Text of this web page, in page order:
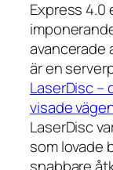
Express 4.0
avancerade
är en
LaserDisc –
visade
LaserDisc
som lovade